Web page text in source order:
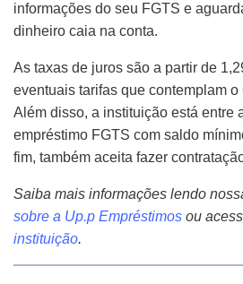
informações do seu FGTS e
dinheiro caia na conta.
As taxas de juros são a partir de
eventuais tarifas que contemplam o
Além disso, a instituição está entre
empréstimo FGTS com saldo
fim, também aceita fazer
Saiba mais informações lendo
sobre a Up.p Empréstimos ou
instituição.